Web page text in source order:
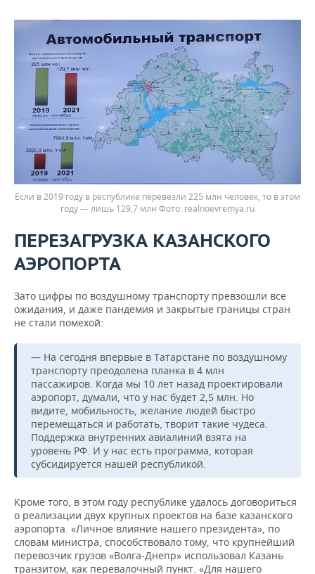
Если в 2019 году в республике перевезли 225 млн человек, то в этом
году — лишь 129,7 млн
realnoevremya.ru
ПЕРЕЗАГРУЗКА КАЗАНСКОГО
АЭРОПОРТА
Зато цифры по воздушному транспорту превзошли все
ожидания, и даже пандемия и закрытые границы стран
не стали помехой:
— На сегодня впервые в Татарстане по воздушному
транспорту преодолена планка в 4 млн
пассажиров. Когда мы 10 лет назад проектировали
аэропорт, думали, что у нас будет 2,5 млн. Но
видите, мобильность, желание людей быстро
перемещаться и работать, творит такие чудеса.
Поддержка внутренних авиалиний взята на
уровень РФ. И у нас есть программа, которая
субсидируется нашей республикой.
Кроме того, в этом году республике удалось договориться
о реализации двух крупных проектов на базе казанского
аэропорта. «Личное влияние нашего президента», по
словам министра, способствовало тому, что крупнейший
перевозчик грузов «Волга-Днепр» использовал Казань
транзитом, как перевалочный пункт. «Для нашего